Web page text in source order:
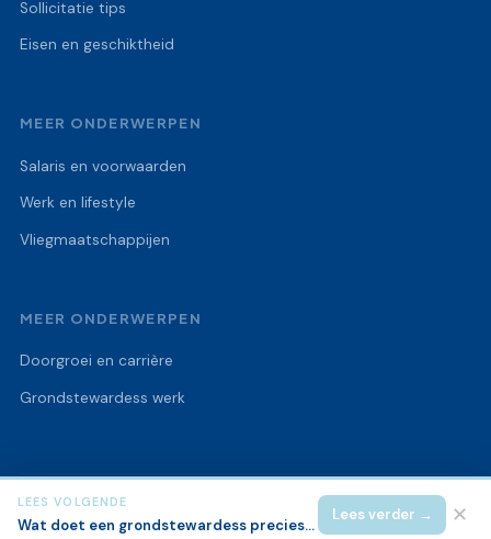
Sollicitatie tips
Eisen en geschiktheid
MEER ONDERWERPEN
Salaris en voorwaarden
Werk en lifestyle
Vliegmaatschappijen
MEER ONDERWERPEN
Doorgroei en carrière
Grondstewardess werk
© 2026 Flight Attendant College Alle rechten voorbehouden.
LEES VOLGENDE
Wat doet een grondstewardess precies op een luchthaven
Lees verder → ✕